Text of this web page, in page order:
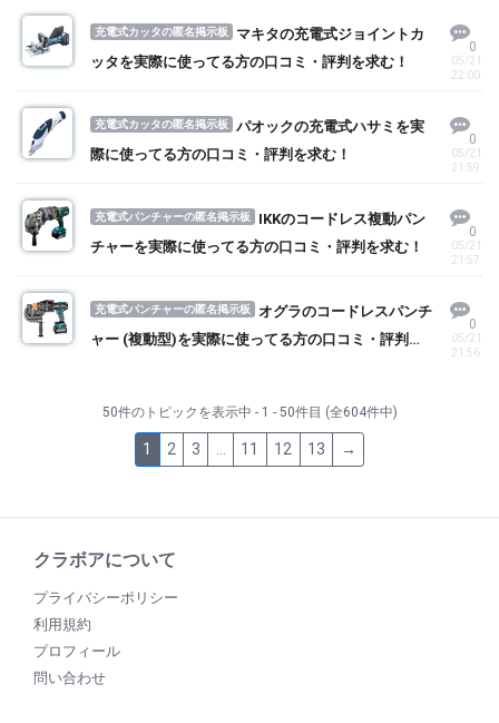
充電式カッタの匿名掲示板
マキタの充電式ジョイントカ
ッタを実際に使ってる方の口コミ・評判を求む！
0
05/21
22:00
充電式カッタの匿名掲示板
パオックの充電式ハサミを実
際に使ってる方の口コミ・評判を求む！
0
05/21
21:59
充電式パンチャーの匿名掲示板
IKKのコードレス複動パン
チャーを実際に使ってる方の口コミ・評判を求む！
0
05/21
21:57
充電式パンチャーの匿名掲示板
オグラのコードレスパンチ
ャー (複動型)を実際に使ってる方の口コミ・評判を
0
05/21
21:56
50件のトピックを表示中 - 1 - 50件目 (全604件中)
1 2 3 11 12 13 →
クラボアについて
プライバシーポリシー
利用規約
プロフィール
問い合わせ